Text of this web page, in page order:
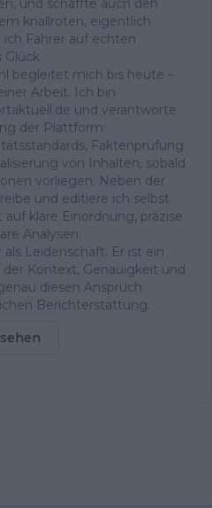
und schaffte auch den
knallroten, eigentlich
Fahrer auf echten
Glück.
begleitet mich bis heute –
Arbeit. Ich bin
und verantworte
der Plattform:
Faktenprüfung
von Inhalten, sobald
vorliegen. Neben der
und editiere ich selbst
klare Einordnung, präzise
Analysen.
Leidenschaft. Er ist ein
Kontext, Genauigkeit und
diesen Anspruch
Berichterstattung.